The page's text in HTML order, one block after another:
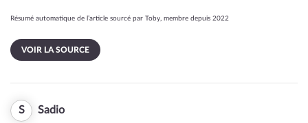
Résumé automatique de l’article sourcé par Toby, membre depuis 2022
VOIR LA SOURCE
S Sadio